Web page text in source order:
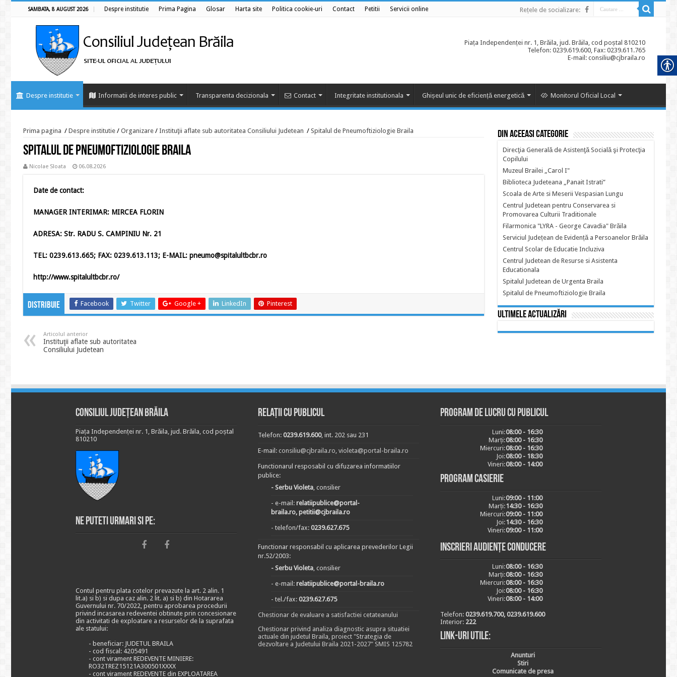
SAMBATA, 8 AUGUST 2026 Despre institutie Prima Pagina Glosar Harta site Politica cookie-uri Contact Petitii Servicii online Rețele de socializare:
Piața Independenței nr. 1, Brăila, jud. Brăila, cod poștal 810210
Telefon: 0239.619.600, Fax: 0239.611.765
E-mail: consiliu@cjbraila.ro
Despre institutie Informatii de interes public Transparenta decizionala Contact Integritate institutionala Ghișeul unic de eficiență energetică Monitorul Oficial Local
Prima pagina / Despre institutie / Organizare / Instituţii aflate sub autoritatea Consiliului Judetean / Spitalul de Pneumoftiziologie Braila
Spitalul de Pneumoftiziologie Braila
Nicolae Sloata 06.08.2026
Date de contact:
MANAGER INTERIMAR: MIRCEA FLORIN
ADRESA: Str. RADU S. CAMPINIU Nr. 21
TEL: 0239.613.665; FAX: 0239.613.113; E-MAIL: pneumo@spitalultbcbr.ro
http://www.spitalultbcbr.ro/
Distribuie Facebook Twitter Google + LinkedIn Pinterest
Articolul anterior
Instituţii aflate sub autoritatea
Consiliului Judetean
Din aceeasi categorie
Direcţia Generală de Asistenţă Socială şi Protecţia
Copilului
Muzeul Brailei „Carol I"
Biblioteca Judeteana „Panait Istrati”
Scoala de Arte si Meserii Vespasian Lungu
Centrul Judetean pentru Conservarea si
Promovarea Culturii Traditionale
Filarmonica "LYRA - George Cavadia" Brăila
Serviciul Județean de Evidență a Persoanelor Brăila
Centrul Scolar de Educatie Incluziva
Centrul Judetean de Resurse si Asistenta
Educationala
Spitalul Judetean de Urgenta Braila
Spitalul de Pneumoftiziologie Braila
Ultimele actualizări
Consiliul Județean Brăila
Piața Independenței nr. 1, Brăila, jud. Brăila, cod poștal
810210
Ne puteti urmari si pe:
Contul pentru plata cotelor prevazute la art. 2 alin. 1
lit.a) si b) si dupa caz alin. 2 lit. a) si b) din Hotararea
Guvernului nr. 70/2022, pentru aprobarea procedurii
privind incasarea redeventei obtinute prin concesionare
din activitati de exploatare a resurselor de la suprafata
ale statului:
- beneficiar: JUDETUL BRAILA
- cod fiscal: 4205491
- cont virament REDEVENTE MINIERE:
RO32TREZ15121A300501XXXX
- cont virament REDEVENTE din EXPLOATAREA
Relații cu publicul
Telefon: 0239.619.600, int. 202 sau 231
E-mail: consiliu@cjbraila.ro, violeta@portal-braila.ro
Functionarul resposabil cu difuzarea informatiilor
publice:
- Serbu Violeta, consilier
- e-mail: relatiipublice@portal-
braila.ro, petitii@cjbraila.ro
- telefon/fax: 0239.627.675
Functionar responsabil cu aplicarea prevederilor Legii
nr.52/2003:
- Serbu Violeta, consilier
- e-mail: relatiipublice@portal-braila.ro
- tel./fax: 0239.627.675
Chestionar de evaluare a satisfactiei cetateanului
Chestionar privind analiza diagnostic asupra situatiei
actuale din judetul Braila, proiect "Strategia de
dezvoltare a Judetului Braila 2021-2027" SMIS 125782
Program de lucru cu publicul
Luni:08:00 - 16:30
Marți:08:00 - 16:30
Miercuri:08:00 - 16:30
Joi:08:00 - 18:30
Vineri:08:00 - 14:00
Program casierie
Luni:09:00 - 11:00
Marți:14:30 - 16:30
Miercuri:09:00 - 11:00
Joi:14:30 - 16:30
Vineri:09:00 - 11:00
Inscrieri audiențe conducere
Luni:08:00 - 16:30
Marți:08:00 - 16:30
Miercuri:08:00 - 16:30
Joi:08:00 - 16:30
Vineri:08:00 - 14:00
Telefon: 0239.619.700, 0239.619.600
Interior: 222
Link-uri utile:
Anunturi
Stiri
Comunicate de presa